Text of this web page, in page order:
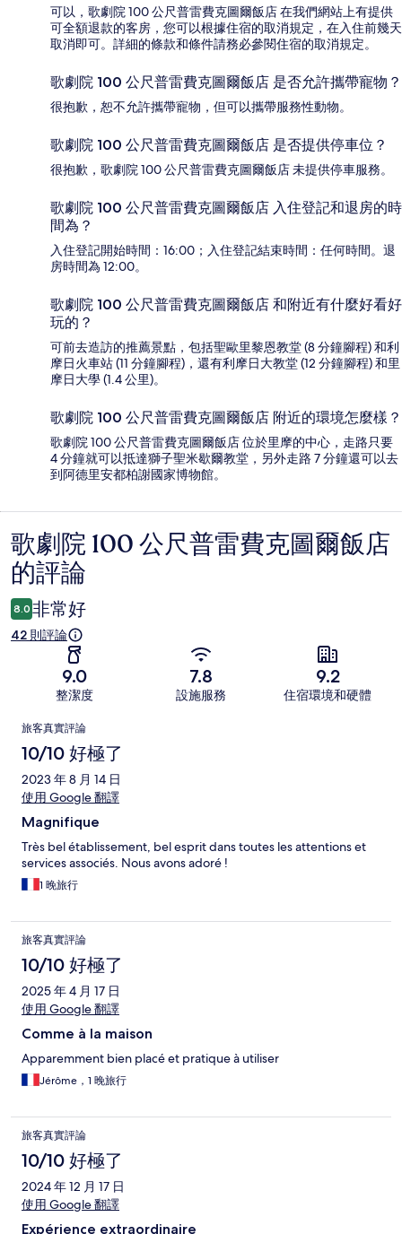
可以，歌劇院 100 公尺普雷費克圖爾飯店 在我們網站上有提供
可全額退款的客房，您可以根據住宿的取消規定，在入住前幾天
取消即可。詳細的條款和條件請務必參閱住宿的取消規定。
歌劇院 100 公尺普雷費克圖爾飯店 是否允許攜帶寵物？
很抱歉，恕不允許攜帶寵物，但可以攜帶服務性動物。
歌劇院 100 公尺普雷費克圖爾飯店 是否提供停車位？
很抱歉，歌劇院 100 公尺普雷費克圖爾飯店 未提供停車服務。
歌劇院 100 公尺普雷費克圖爾飯店 入住登記和退房的時
間為？
入住登記開始時間：16:00；入住登記結束時間：任何時間。退
房時間為 12:00。
歌劇院 100 公尺普雷費克圖爾飯店 和附近有什麼好看好
玩的？
可前去造訪的推薦景點，包括聖歐里黎恩教堂 (8 分鐘腳程) 和利
摩日火車站 (11 分鐘腳程)，還有利摩日大教堂 (12 分鐘腳程) 和里
摩日大學 (1.4 公里)。
歌劇院 100 公尺普雷費克圖爾飯店 附近的環境怎麼樣？
歌劇院 100 公尺普雷費克圖爾飯店 位於里摩的中心，走路只要
4 分鐘就可以抵達獅子聖米歇爾教堂，另外走路 7 分鐘還可以去
到阿德里安都柏謝國家博物館。
評
論
歌劇院 100 公尺普雷費克圖爾飯店
的評論
8.0 非常好
42 則評論
9.0
整潔度
7.8
設施服務
9.2
住宿環境和硬體
評
論
旅客真實評論
10/10 好極了
2023 年 8 月 14 日
使用 Google 翻譯
Magnifique
Très bel établissement, bel esprit dans toutes les attentions et
services associés. Nous avons adoré !
1 晚旅行
旅客真實評論
10/10 好極了
2025 年 4 月 17 日
使用 Google 翻譯
Comme à la maison
Apparemment bien placé et pratique à utiliser
Jérôme，1 晚旅行
旅客真實評論
10/10 好極了
2024 年 12 月 17 日
使用 Google 翻譯
Expérience extraordinaire